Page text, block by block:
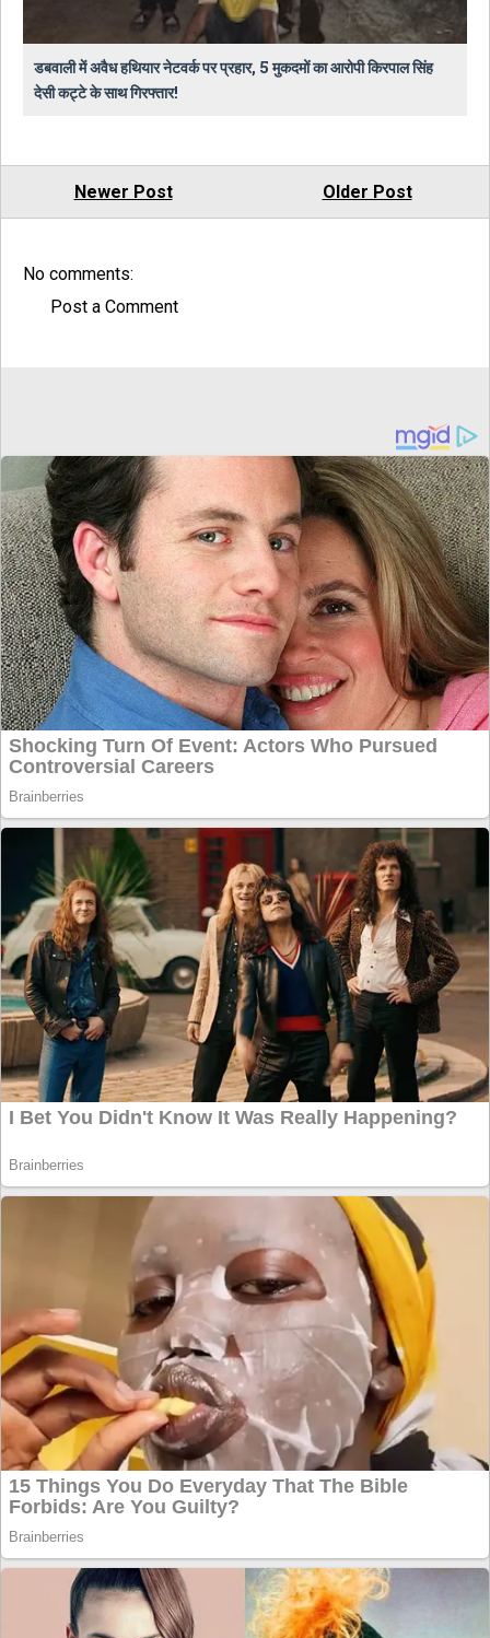
डबवाली में अवैध हथियार नेटवर्क पर प्रहार, 5 मुकदमों का आरोपी किरपाल सिंह
देसी कट्टे के साथ गिरफ्तार!
Newer Post Older Post
No comments:
Post a Comment